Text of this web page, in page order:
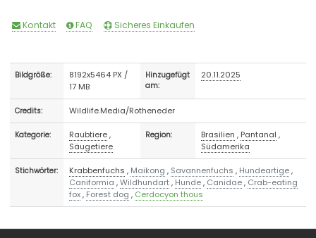
Kontakt FAQ Sicheres Einkaufen
Bildgröße:
8192x5464 PX /
17 MB
Hinzugefügt
am:
20.11.2025
Credits: Wildlife.Media/Rotheneder
Kategorie: Raubtiere,
Säugetiere
Region: Brasilien , Pantanal ,
Südamerika
Stichwörter: Krabbenfuchs , Maikong , Savannenfuchs , Hundeartige,
Caniformia ,Wildhundart, Hunde, Canidae, Crab-eating
fox, Forest dog , Cerdocyon thous